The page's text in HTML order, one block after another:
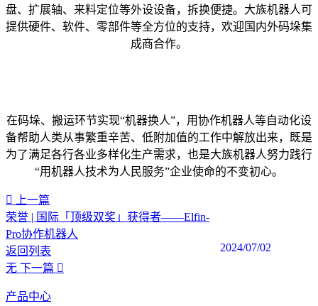
盘、扩展轴、来料定位等外设设备，拆换便捷。大族机器人可
提供硬件、软件、零部件等全方位的支持，欢迎国内外码垛集
成商合作。
在码垛、搬运环节实现“机器换人”，用协作机器人等自动化设
备帮助人类从事繁重辛苦、低附加值的工作中解放出来，既是
为了满足各行各业多样化生产需求，也是大族机器人努力践行
“用机器人技术为人民服务”企业使命的不变初心。
上一篇
荣誉 | 国际「顶级双奖」获得者——Elfin-
Pro协作机器人
2024/07/02
返回列表
无 下一篇
产品中心